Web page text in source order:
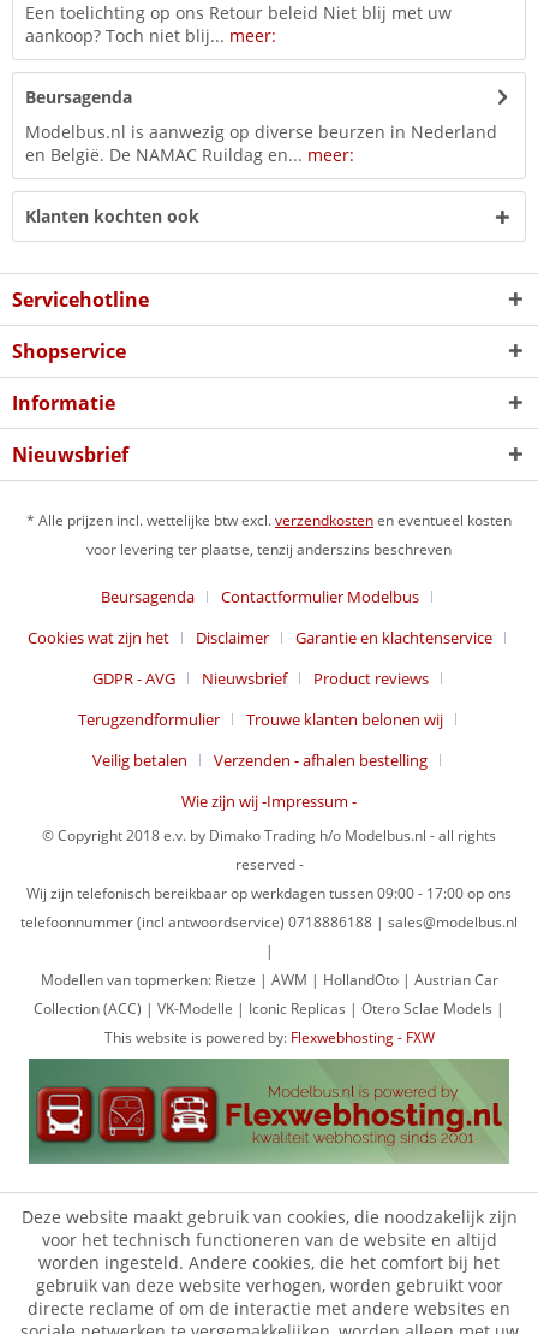
Een toelichting op ons Retour beleid Niet blij met uw
aankoop? Toch niet blij... meer:
Beursagenda
Modelbus.nl is aanwezig op diverse beurzen in Nederland
en België. De NAMAC Ruildag en... meer:
Klanten kochten ook
Servicehotline
Shopservice
Informatie
Nieuwsbrief
* Alle prijzen incl. wettelijke btw excl.verzendkostenen eventueel kosten
voor levering ter plaatse, tenzij anderszins beschreven
Beursagenda
Contactformulier Modelbus
Cookies wat zijn het
Disclaimer
Garantie en klachtenservice
GDPR - AVG
Nieuwsbrief
Product reviews
Terugzendformulier
Trouwe klanten belonen wij
Veilig betalen
Verzenden - afhalen bestelling
Wie zijn wij -Impressum -
© Copyright 2018 e.v. by Dimako Trading h/o Modelbus.nl - all rights
reserved -
Wij zijn telefonisch bereikbaar op werkdagen tussen 09:00 - 17:00 op ons
telefoonnummer (incl antwoordservice) 0718886188 | sales@modelbus.nl
|
Modellen van topmerken: Rietze | AWM | HollandOto | Austrian Car
Collection (ACC) | VK-Modelle | Iconic Replicas | Otero Sclae Models |
This website is powered by: Flexwebhosting - FXW
Deze website maakt gebruik van cookies, die noodzakelijk zijn
voor het technisch functioneren van de website en altijd
worden ingesteld. Andere cookies, die het comfort bij het
gebruik van deze website verhogen, worden gebruikt voor
directe reclame of om de interactie met andere websites en